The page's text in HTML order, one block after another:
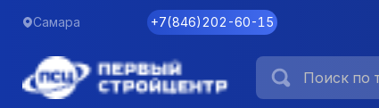
Самара +7(846)202-60-15